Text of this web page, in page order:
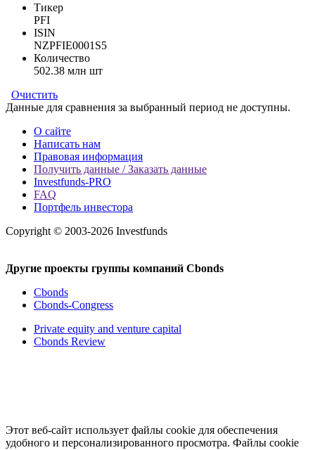
Тикер
PFI
ISIN
NZPFIE0001S5
Количество
502.38 млн шт
Очистить
Данные для сравнения за выбранный период не доступны.
О сайте
Написать нам
Правовая информация
Получить данные / Заказать данные
Investfunds-PRO
FAQ
Портфель инвестора
Copyright © 2003-2026 Investfunds
Другие проекты группы компаний Cbonds
Cbonds
Cbonds-Congress
Private equity and venture capital
Cbonds Review
Этот веб-сайт использует файлы cookie для обеспечения
удобного и персонализированного просмотра. Файлы cookie